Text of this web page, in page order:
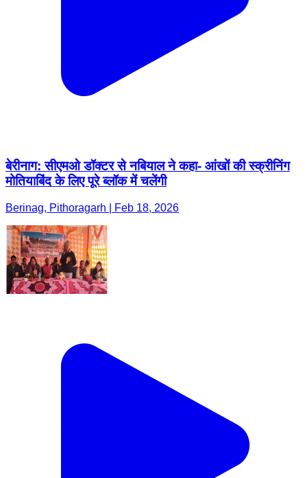
बेरीनाग: सीएमओ डॉक्टर से नबियाल ने कहा- आंखों की स्क्रीनिंग
मोतियाबिंद के लिए पूरे ब्लॉक में चलेंगी
Berinag, Pithoragarh | Feb 18, 2026